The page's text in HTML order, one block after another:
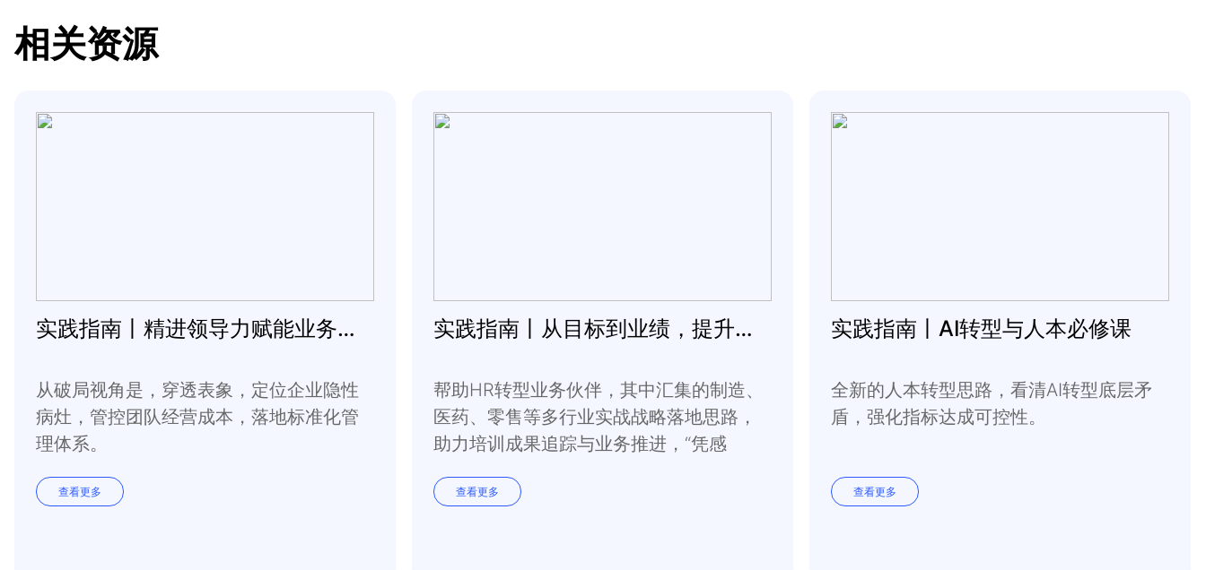
相关资源
实践指南丨精进领导力赋能业务变革常态化
从破局视角是，穿透表象，定位企业隐性
病灶，管控团队经营成本，落地标准化管
理体系。
查看更多
实践指南丨从目标到业绩，提升达成可控性
帮助HR转型业务伙伴，其中汇集的制造、
医药、零售等多行业实战战略落地思路，
助力培训成果追踪与业务推进，“凭感
然。查看更多
实践指南丨AI转型与人本必修课
全新的人本转型思路，看清AI转型底层矛
盾，强化指标达成可控性。
查看更多